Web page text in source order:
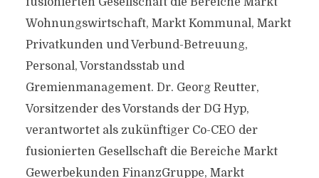
Wohnungswirtschaft, Markt Kommunal, Markt
Privatkunden und Verbund-Betreuung,
Personal, Vorstandsstab und
Gremienmanagement. Dr. Georg Reutter,
Vorsitzender des Vorstands der DG Hyp,
verantwortet als zukünftiger Co-CEO der
fusionierten Gesellschaft die Bereiche Markt
Gewerbekunden FinanzGruppe, Markt